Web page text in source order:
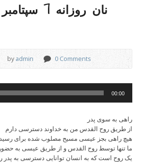
byadmin 0 Comments
00:00
راهی به سوی پدر
از طریق روح القدس من به خداوند دسترسی دارم
هیچ راهی بجز عیسی مسیح مصلوب شده برای رسیدن
ما تنها توسط روح القدس و از طریق عیسی به
یک روح است که به انسان توانایی دسترسی به پدر